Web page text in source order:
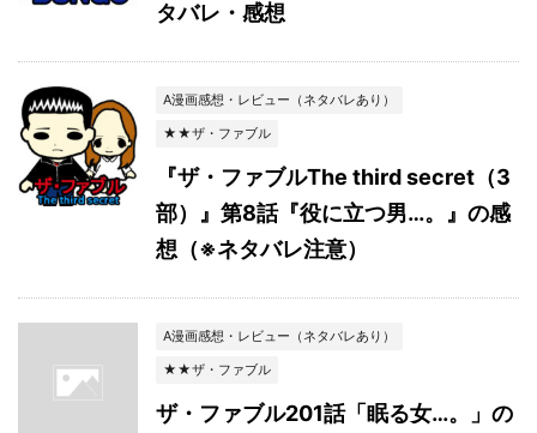
タバレ・感想
A漫画感想・レビュー（ネタバレあり）
★★ザ・ファブル
『ザ・ファブルThe third secret（3
部）』第8話『役に立つ男…。』の感
想（※ネタバレ注意）
A漫画感想・レビュー（ネタバレあり）
★★ザ・ファブル
ザ・ファブル201話「眠る女…。」の